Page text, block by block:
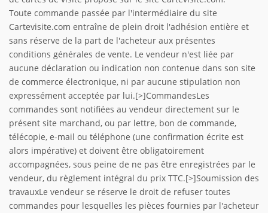
Toute commande passée par l'intermédiaire du site
Cartevisite.com entraîne de plein droit l'adhésion entière et
sans réserve de la part de l'acheteur aux présentes
conditions générales de vente. Le vendeur n'est liée par
aucune déclaration ou indication non contenue dans son site
de commerce électronique, ni par aucune stipulation non
expressément acceptée par lui.[>]CommandesLes
commandes sont notifiées au vendeur directement sur le
présent site marchand, ou par lettre, bon de commande,
télécopie, e-mail ou téléphone (une confirmation écrite est
alors impérative) et doivent être obligatoirement
accompagnées, sous peine de ne pas être enregistrées par le
vendeur, du règlement intégral du prix TTC.[>]Soumission des
travauxLe vendeur se réserve le droit de refuser toutes
commandes pour lesquelles les pièces fournies par l'acheteur